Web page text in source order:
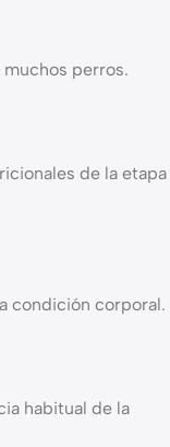
perros.
de la etapa
condición corporal.
habitual de la